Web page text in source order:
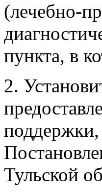
(лечебно-
пункта, в
2.
поддержки,
Тульской